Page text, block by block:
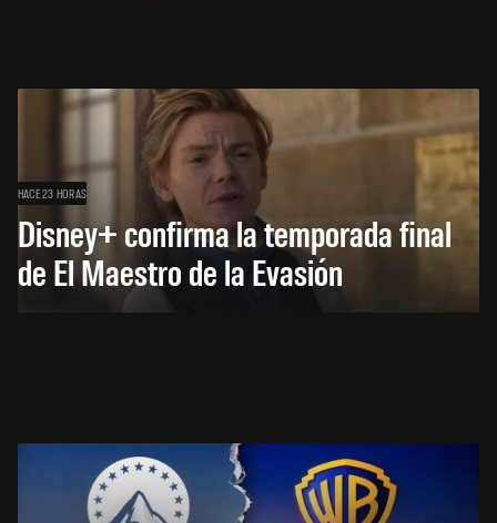
HACE 23 HORAS
Disney+ confirma la temporada final
de El Maestro de la Evasión